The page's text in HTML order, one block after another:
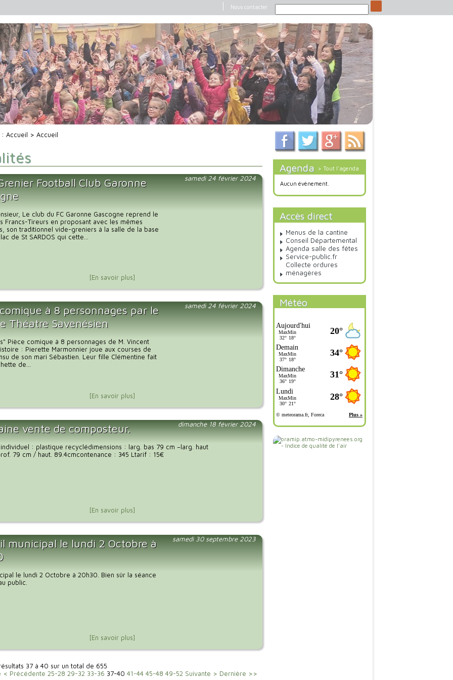
Nous contacter
:Accueil > Accueil
samedi 24 février 2024
Football Club Garonne
Le club du FC Garonne Gascogne reprend le
Francs-Tireurs en proposant avec les mêmes
son traditionnel vide-greniers à la salle de la base
de St SARDOS qui cette...
[En savoir plus]
samedi 24 février 2024
à 8 personnages par le
Théatre Savenésien
Pièce comique à 8 personnages de M. Vincent
: Pierette Marmonnier joue aux courses de
de son mari Sébastien. Leur fille Clémentine fait
de...
[En savoir plus]
dimanche 18 février 2024
vente de composteur.
: plastique recyclédimensions : larg. bas 79 cm –larg. haut
79 cm / haut. 89.4cmcontenance : 345 Ltarif : 15€
[En savoir plus]
samedi 30 septembre 2023
municipal le lundi 2 Octobre à
le lundi 2 Octobre à 20h30. Bien sûr la séance
public.
[En savoir plus]
37 à 40 sur un total de 655
< Précédente 25-28 29-32 33-36 37-40 41-44 45-48 49-52 Suivante > Dernière >>
Agenda > Tout l'agenda
Aucun évènement.
Accès direct
Menus de la cantine
Conseil Départemental
Agenda salle des fêtes
Service-public.fr
Collecte ordures
ménagères
Météo